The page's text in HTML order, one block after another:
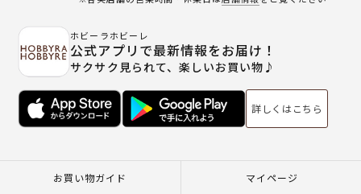
ホビーラホビーレ
公式アプリで最新情報をお届け！
サクサク見られて、楽しいお買い物♪
詳しくはこちら
お買い物ガイド マイページ